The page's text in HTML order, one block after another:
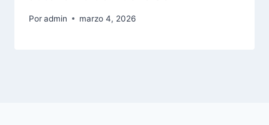
Poradmin marzo 4, 2026